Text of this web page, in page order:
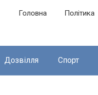
Головна Політика
Дозвілля Спорт